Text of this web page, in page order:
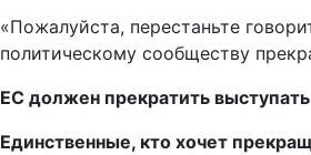
«Пожалуйста, перестаньте
политическому сообществу
ЕС должен прекратить
Единственные, кто хочет